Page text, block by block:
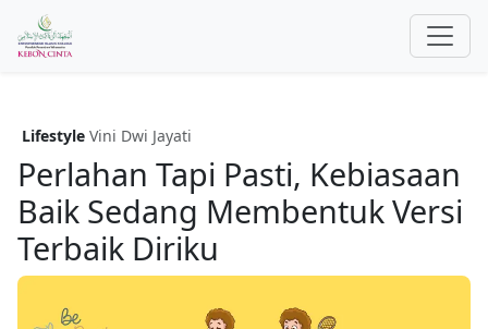
Lifestyle Vini Dwi Jayati
Perlahan Tapi Pasti, Kebiasaan
Baik Sedang Membentuk Versi
Terbaik Diriku